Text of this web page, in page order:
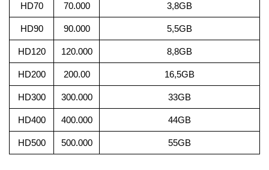
HD70 70.000 3,8GB
HD90 90.000 5,5GB
HD120 120.000 8,8GB
HD200 200.00 16,5GB
HD300 300.000 33GB
HD400 400.000 44GB
HD500 500.000 55GB